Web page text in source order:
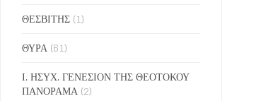
ΘΕΣΒΙΤΗΣ (1)
ΘΥΡΑ (61)
Ι. ΗΣΥΧ. ΓΕΝΕΣΙΟΝ ΤΗΣ ΘΕΟΤΟΚΟΥ
ΠΑΝΟΡΑΜΑ (2)